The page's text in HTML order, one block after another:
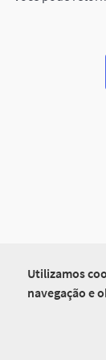
Utilizamos
navegação e